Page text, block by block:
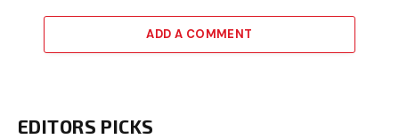
ADD A COMMENT
EDITORS PICKS